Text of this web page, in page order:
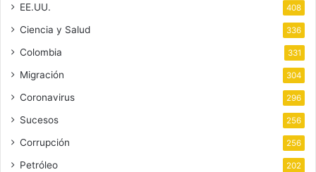
EE.UU. 408
Ciencia y Salud 336
Colombia 331
Migración 304
Coronavirus 296
Sucesos 256
Corrupción 256
Petróleo 202